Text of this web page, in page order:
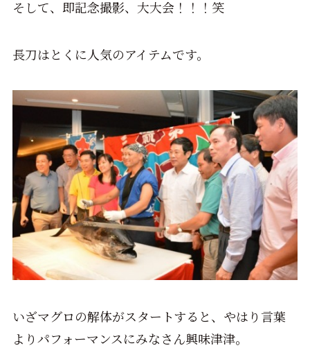
そして、即記念撮影、大大会！！！笑
長刀はとくに人気のアイテムです。
いざマグロの解体がスタートすると、やはり言葉
よりパフォーマンスにみなさん興味津津。